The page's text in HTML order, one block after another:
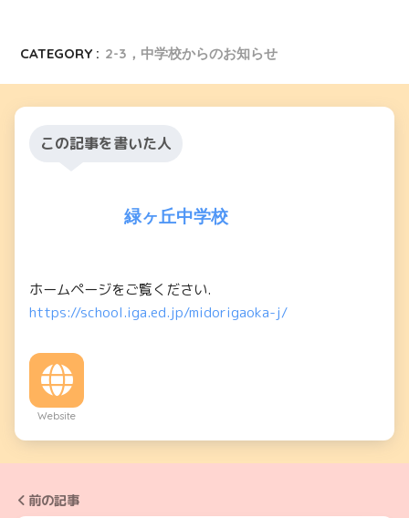
CATEGORY : 2-3，中学校からのお知らせ
この記事を書いた人
緑ヶ丘中学校
ホームページをご覧ください.
https://school.iga.ed.jp/midorigaoka-j/
Website
前の記事